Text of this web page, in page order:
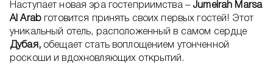
Наступает новая эра гостеприимства – Jumeirah Marsa
Al Arabготовится принять своих первых гостей! Этот
уникальный отель, расположенный в самом сердце
Дубая,обещает стать воплощением утонченной
роскоши и вдохновляющих открытий.